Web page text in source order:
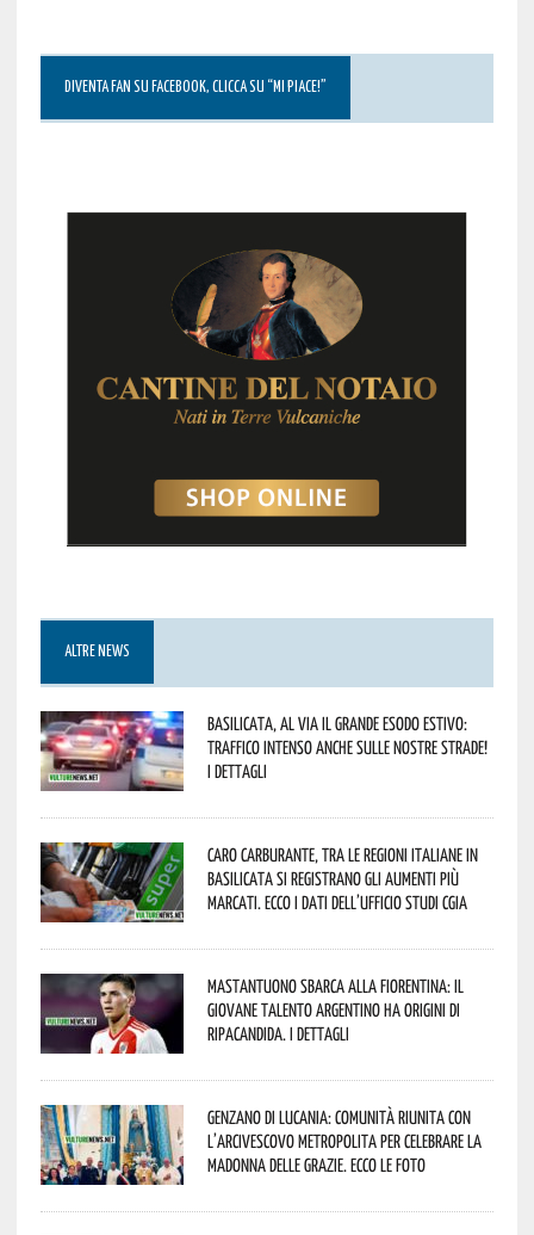
DIVENTA FAN SU FACEBOOK, CLICCA SU “MI PIACE!”
ALTRE NEWS
Basilicata, al via il grande esodo estivo:
traffico intenso anche sulle nostre strade!
I dettagli
Caro carburante, tra le regioni italiane in
Basilicata si registrano gli aumenti più
marcati. Ecco i dati dell’Ufficio studi CGIA
Mastantuono sbarca alla Fiorentina: il
giovane talento argentino ha origini di
Ripacandida. I dettagli
Genzano di Lucania: comunità riunita con
l’Arcivescovo Metropolita per celebrare la
Madonna delle Grazie. Ecco le foto